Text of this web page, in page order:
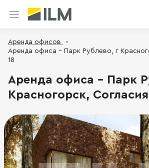
Аренда офисов
Аренда офиса - Парк Рублево, г
18
Аренда офиса - Парк
Красногорск, Согласия